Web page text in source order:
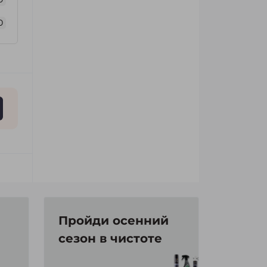
Пройди осенний
сезон в чистоте